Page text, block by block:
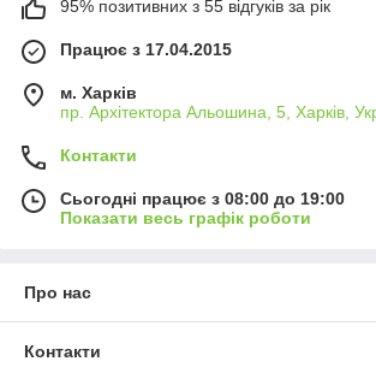
що це щось не масове, щось навіть
зроблене вручну. Але чітке розуміння є в
За великим рахунком, будь-яку річ хтось
яка річ за визначенням є дизайнерською
95% позитивних з 55 відгуків за рік
Працює з 17.04.2015
м. Харків
пр. Архітектора Альошина, 5, Харків,
Контакти
Сьогодні працює з 08:00 до 19:00
Показати весь графік роботи
Про нас
Контакти